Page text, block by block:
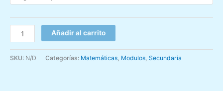
Añadir al carrito
SKU: N/D Categorías: Matemáticas Modulos Secundaria